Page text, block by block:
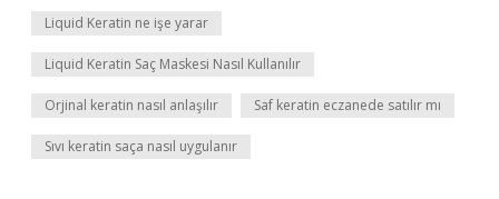
Liquid Keratin ne işe yarar
Liquid Keratin Saç Maskesi Nasıl Kullanılır
Orjinal keratin nasıl anlaşılır Saf keratin eczanede satılır mı
Sıvı keratin saça nasıl uygulanır